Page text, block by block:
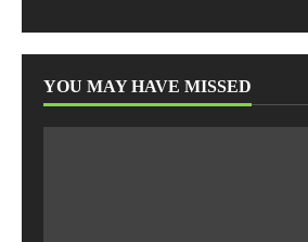
YOU MAY HAVE MISSED